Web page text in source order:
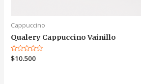
Cappuccino
Qualery Cappuccino Vainillo
Valorado
en
$10.500